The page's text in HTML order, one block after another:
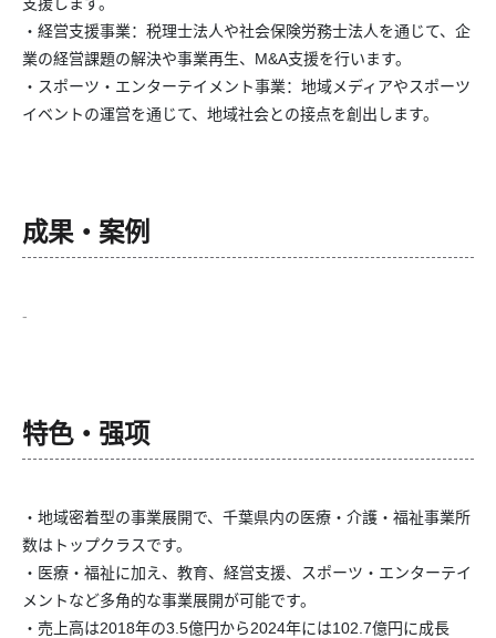
・経営支援事業：税理士法人や社会保険労務士法人を通じて、企
業の経営課題の解決や事業再生、M&A支援を行います。
・スポーツ・エンターテイメント事業：地域メディアやスポーツ
イベントの運営を通じて、地域社会との接点を創出します。
成果・案例
-
特色・强项
・地域密着型の事業展開で、千葉県内の医療・介護・福祉事業所
数はトップクラスです。
・医療・福祉に加え、教育、経営支援、スポーツ・エンターテイ
メントなど多角的な事業展開が可能です。
・売上高は2018年の3.5億円から2024年には102.7億円に成長